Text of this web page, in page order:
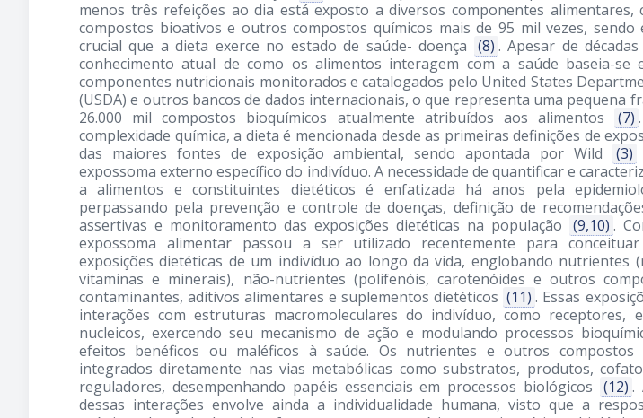
menos três refeições ao dia está exposto a diversos componentes alimentares,
compostos bioativos e outros compostos químicos mais de 95 mil vezes, sendo
crucial que a dieta exerce no estado de saúde- doença (8) . Apesar de
conhecimento atual de como os alimentos interagem com a saúde baseia-se
componentes nutricionais monitorados e catalogados pelo United States
(USDA) e outros bancos de dados internacionais, o que representa uma pequena
26.000 mil compostos bioquímicos atualmente atribuídos aos alimentos
(7)
complexidade química, a dieta é mencionada desde as primeiras definições de
das maiores fontes de exposição ambiental, sendo apontada por Wild
(3)
expossoma externo específico do indivíduo. A necessidade de quantificar e
a alimentos e constituintes dietéticos é enfatizada há anos pela
perpassando pela prevenção e controle de doenças, definição de
assertivas e monitoramento das exposições dietéticas na população
(9,10) .
expossoma alimentar passou a ser utilizado recentemente para
exposições dietéticas de um indivíduo ao longo da vida, englobando nutrientes
vitaminas e minerais), não-nutrientes (polifenóis, carotenóides e outros
contaminantes, aditivos alimentares e suplementos dietéticos (11) . Essas
interações com estruturas macromoleculares do indivíduo, como receptores,
nucleicos, exercendo seu mecanismo de ação e modulando processos
efeitos benéficos ou maléficos à saúde. Os nutrientes e outros compostos
integrados diretamente nas vias metabólicas como substratos, produtos,
reguladores, desempenhando papéis essenciais em processos biológicos (12) .
dessas interações envolve ainda a individualidade humana, visto que a